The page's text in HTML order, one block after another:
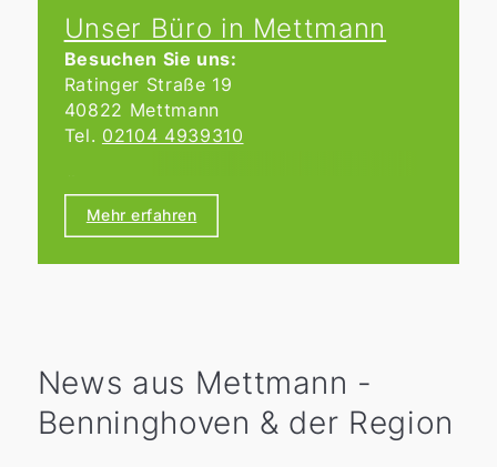
erfolgreich und rechtssicher.
Unser Büro in Mettmann
Besuchen Sie uns:
Ratinger Straße 19
40822 Mettmann
Tel. 02104 4939310
Nach individueller Terminvereinbarung.
Mehr erfahren
News aus Mettmann -
Benninghoven & der Region